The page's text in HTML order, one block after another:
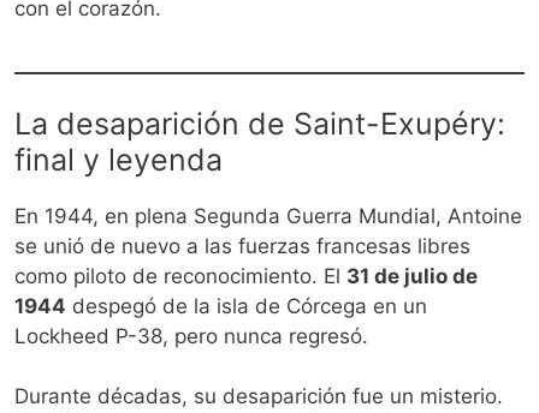
con el corazón.
La desaparición de Saint-Exupéry:
final y leyenda
En 1944, en plena Segunda Guerra Mundial, Antoine
se unió de nuevo a las fuerzas francesas libres
como piloto de reconocimiento. El 31 de julio de
1944 despegó de la isla de Córcega en un
Lockheed P-38, pero nunca regresó.
Durante décadas, su desaparición fue un misterio.